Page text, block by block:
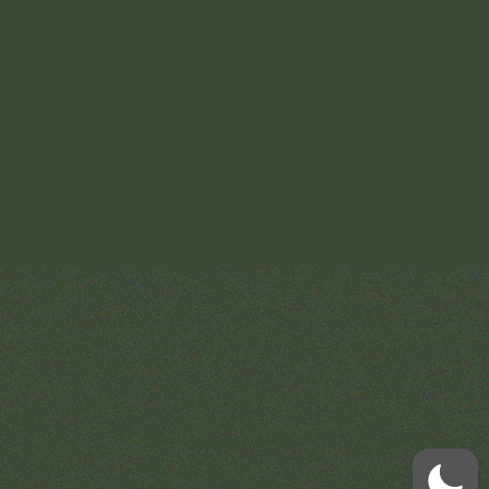
Copyright © 2024 | All Rights Reserved